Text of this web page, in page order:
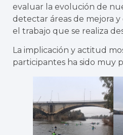
evaluar la evolución de
detectar áreas de mejora
el trabajo que se realiza
La implicación y actitud
participantes ha sido muy